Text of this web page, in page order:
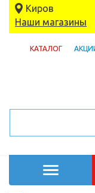
Киров
Наши магазины
КАТАЛОГ